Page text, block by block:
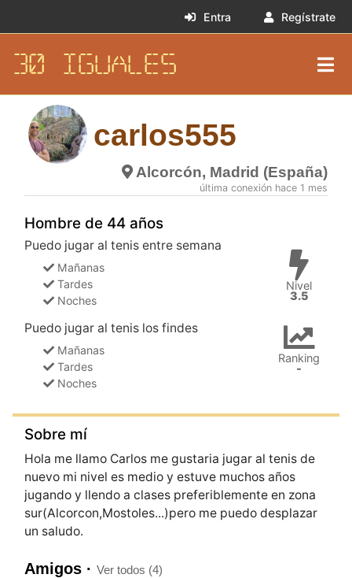
Entra Regístrate
30 IGUALES
carlos555
Alcorcón, Madrid (España)
última conexión hace 1 mes
Hombre de 44 años
Puedo jugar al tenis entre semana
Mañanas
Tardes
Noches
Puedo jugar al tenis los findes
Mañanas
Tardes
Noches
Nivel
3.5
Ranking
-
Sobre mí
Hola me llamo Carlos me gustaria jugar al tenis de
nuevo mi nivel es medio y estuve muchos años
jugando y llendo a clases preferiblemente en zona
sur(Alcorcon,Mostoles...)pero me puedo desplazar
un saludo.
Amigos ·Ver todos (4)